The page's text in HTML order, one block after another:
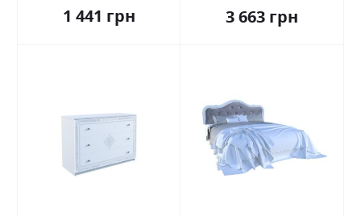
1 441 грн 3 663 грн